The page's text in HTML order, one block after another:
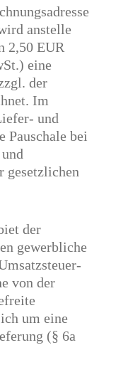
anstelle
2,50 EUR
eine
der
Im
und
Pauschale bei
gesetzlichen
der
gewerbliche
von der
um eine
(§ 6a